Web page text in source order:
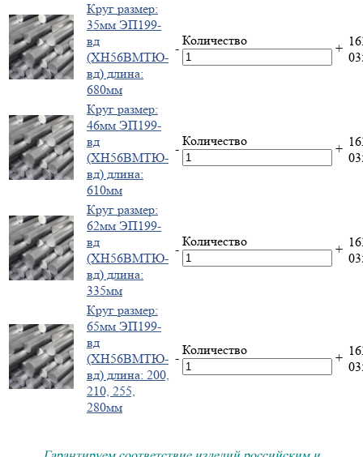
Круг размер:
35мм ЭП199-
вд
(ХН56ВМТЮ-
вд) длина:
680мм
-
Количество
+
Круг размер:
46мм ЭП199-
вд
(ХН56ВМТЮ-
вд) длина:
610мм
-
Количество
+
Круг размер:
62мм ЭП199-
вд
(ХН56ВМТЮ-
вд) длина:
335мм
-
Количество
+
Круг размер:
65мм ЭП199-
вд
(ХН56ВМТЮ-
вд) длина: 200,
210, 255,
280мм
-
Количество
+